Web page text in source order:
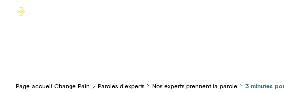
Page accueil Change Pain Paroles d'experts Nos experts prennent la parole 3 minutes